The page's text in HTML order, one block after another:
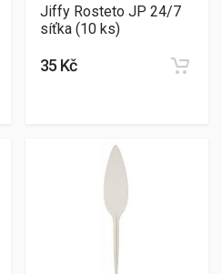
Jiffy Rosteto JP 24/7
síťka (10 ks)
35 Kč